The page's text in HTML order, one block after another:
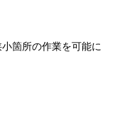
箇所の作業を可能に